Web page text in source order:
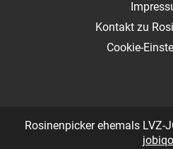
Kontakt zu
Cookie-
Rosinenpicker ehemals LVZ-
jobiqo